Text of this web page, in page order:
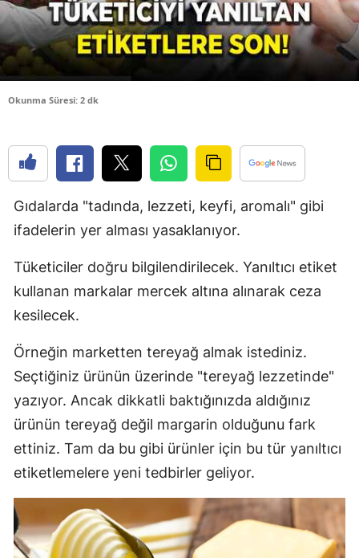
Burdur
Bursa
Çanakkale
Çorum
Denizli
Diyarbakır
Erzurum
Eskişehir
Giresun
Hakkari
Hatay
Okunma Süresi: 2 dk
Gıdalarda "tadında, lezzeti, keyfi, aromalı" gibi
ifadelerin yer alması yasaklanıyor.
Tüketiciler doğru bilgilendirilecek. Yanıltıcı etiket
kullanan markalar mercek altına alınarak ceza
kesilecek.
Örneğin marketten tereyağ almak istediniz.
Seçtiğiniz ürünün üzerinde "tereyağ lezzetinde"
yazıyor. Ancak dikkatli baktığınızda aldığınız
ürünün tereyağ değil margarin olduğunu fark
ettiniz. Tam da bu gibi ürünler için bu tür yanıltıcı
etiketlemelere yeni tedbirler geliyor.